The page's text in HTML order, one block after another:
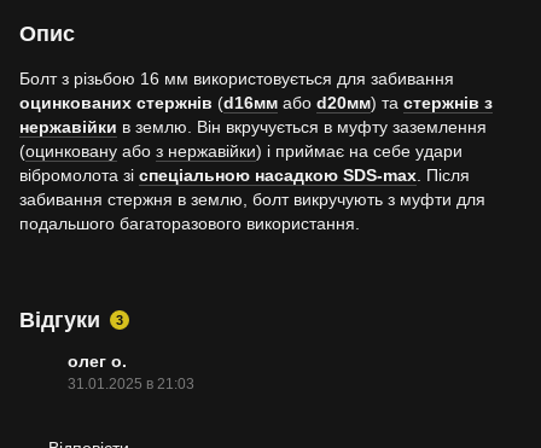
Опис
Болт з різьбою 16 мм використовується для забивання
оцинкованих стержнів (d16мм або d20мм) та стержнів з
нержавійки в землю. Він вкручується в муфту заземлення
(оцинковану або з нержавійки) і приймає на себе удари
вібромолота зі спеціальною насадкою SDS-max . Після
забивання стержня в землю, болт викручують з муфти для
подальшого багаторазового використання.
Відгуки 3
олег о.
31.01.2025 в 21:03